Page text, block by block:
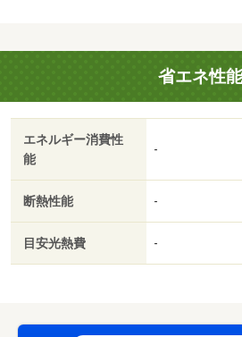
頭、オンライン等）で物件をご提
有/室内清掃費用 55000円/室内消
ブ入会費 7700円
省エネ性能
エネルギー消費性
能
-
断熱性能 -
目安光熱費 -